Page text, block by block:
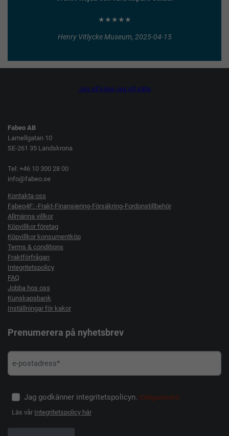
★★★★★
Henry Vitlycke Museum, 2025-04-15
Jag vill köpa Jag vill sälja
Fabeo AB
Lamellgatan 10
SE-261 35 Landskrona
Tel: +46 10 300 28 00
info@fabeo.se
Kontakta oss
Fabeo4F: -Frakt-Finansiering-Försäkring-Fordonstillbehör
Allmänna villkor
Köpvillkor företag
Köpvillkor konsumentköp
Terms & conditions
Fraktförfrågan
Integritetspolicy
FAQ
Jobba hos oss
Kunskapsbank
Inställningar för kakor
Prenumerera på nyhetsbrev
Jag godkänner integritetspolicyn. (Obligatoriskt)
Läs vår Integritetspolicy här